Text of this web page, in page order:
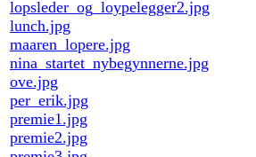
lopsleder_og_loypelegger2.jpg
lunch.jpg
maaren_lopere.jpg
nina_startet_nybegynnerne.jpg
ove.jpg
per_erik.jpg
premie1.jpg
premie2.jpg